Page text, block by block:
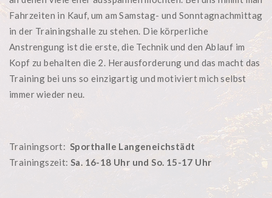
Fahrzeiten in Kauf, um am Samstag- und Sonntagnachmittag
in der Trainingshalle zu stehen. Die körperliche
Anstrengung ist die erste, die Technik und den Ablauf im
Kopf zu behalten die 2. Herausforderung und das macht das
Training bei uns so einzigartig und motiviert mich selbst
immer wieder neu.
Trainingsort: Sporthalle Langeneichstädt
Trainingszeit: Sa. 16-18 Uhr und So. 15-17 Uhr